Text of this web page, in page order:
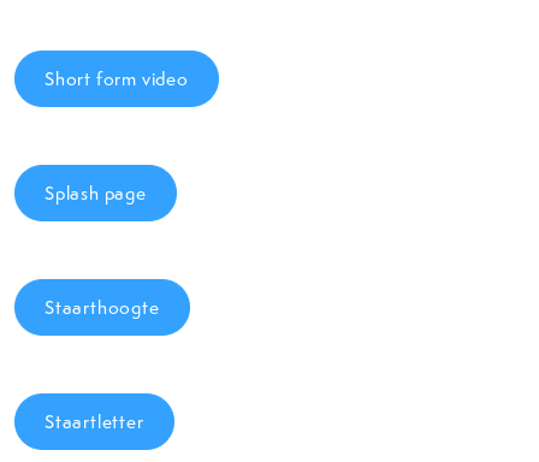
Short form video
Splash page
Staarthoogte
Staartletter